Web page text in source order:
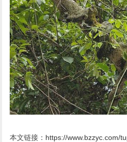
本文链接： https://www.bzzyc.com/